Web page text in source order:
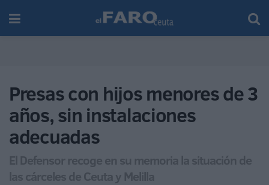
Presas con hijos menores de 3
años, sin instalaciones
adecuadas
El Defensor recoge en su memoria la situación de
las cárceles de Ceuta y Melilla